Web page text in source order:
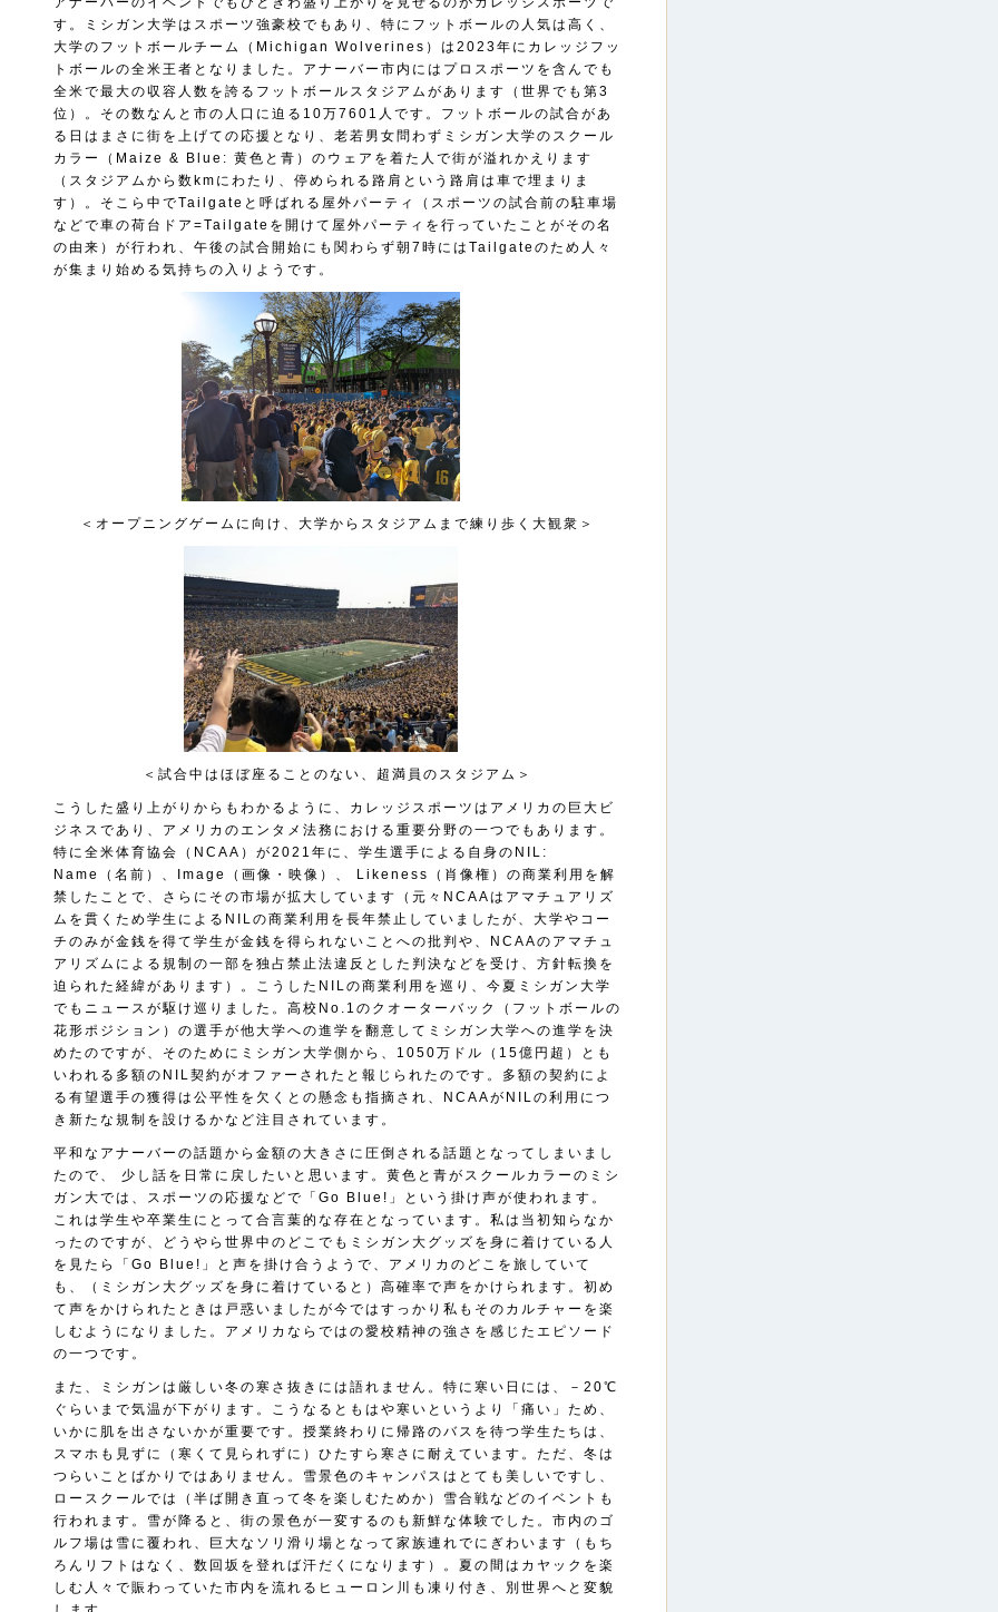
す。ミシガン大学はスポーツ強豪校でもあり、特にフットボールの人気は高く、
大学のフットボールチーム（Michigan Wolverines）は2023年にカレッジフッ
トボールの全米王者となりました。アナーバー市内にはプロスポーツを含んでも
全米で最大の収容人数を誇るフットボールスタジアムがあります（世界でも第3
位）。その数なんと市の人口に迫る10万7601人です。フットボールの試合があ
る日はまさに街を上げての応援となり、老若男女問わずミシガン大学のスクール
カラー（Maize & Blue: 黄色と青）のウェアを着た人で街が溢れかえります
（スタジアムから数kmにわたり、停められる路肩という路肩は車で埋まりま
す）。そこら中でTailgateと呼ばれる屋外パーティ（スポーツの試合前の駐車場
などで車の荷台ドア=Tailgateを開けて屋外パーティを行っていたことがその名
の由来）が行われ、午後の試合開始にも関わらず朝7時にはTailgateのため人々
が集まり始める気持ちの入りようです。
＜オープニングゲームに向け、大学からスタジアムまで練り歩く大観衆＞
＜試合中はほぼ座ることのない、超満員のスタジアム＞
こうした盛り上がりからもわかるように、カレッジスポーツはアメリカの巨大ビ
ジネスであり、アメリカのエンタメ法務における重要分野の一つでもあります。
特に全米体育協会（NCAA）が2021年に、学生選手による自身のNIL:
Name（名前）、Image（画像・映像）、 Likeness（肖像権）の商業利用を解
禁したことで、さらにその市場が拡大しています（元々NCAAはアマチュアリズ
ムを貫くため学生によるNILの商業利用を長年禁止していましたが、大学やコー
チのみが金銭を得て学生が金銭を得られないことへの批判や、NCAAのアマチュ
アリズムによる規制の一部を独占禁止法違反とした判決などを受け、方針転換を
迫られた経緯があります）。こうしたNILの商業利用を巡り、今夏ミシガン大学
でもニュースが駆け巡りました。高校No.1のクオーターバック（フットボールの
花形ポジション）の選手が他大学への進学を翻意してミシガン大学への進学を決
めたのですが、そのためにミシガン大学側から、1050万ドル（15億円超）とも
いわれる多額のNIL契約がオファーされたと報じられたのです。多額の契約によ
る有望選手の獲得は公平性を欠くとの懸念も指摘され、NCAAがNILの利用につ
き新たな規制を設けるかなど注目されています。
平和なアナーバーの話題から金額の大きさに圧倒される話題となってしまいまし
たので、 少し話を日常に戻したいと思います。黄色と青がスクールカラーのミシ
ガン大では、スポーツの応援などで「Go Blue!」という掛け声が使われます。
これは学生や卒業生にとって合言葉的な存在となっています。私は当初知らなか
ったのですが、どうやら世界中のどこでもミシガン大グッズを身に着けている人
を見たら「Go Blue!」と声を掛け合うようで、アメリカのどこを旅していて
も、（ミシガン大グッズを身に着けていると）高確率で声をかけられます。初め
て声をかけられたときは戸惑いましたが今ではすっかり私もそのカルチャーを楽
しむようになりました。アメリカならではの愛校精神の強さを感じたエピソード
の一つです。
また、ミシガンは厳しい冬の寒さ抜きには語れません。特に寒い日には、－20℃
ぐらいまで気温が下がります。こうなるともはや寒いというより「痛い」ため、
いかに肌を出さないかが重要です。授業終わりに帰路のバスを待つ学生たちは、
スマホも見ずに（寒くて見られずに）ひたすら寒さに耐えています。ただ、冬は
つらいことばかりではありません。雪景色のキャンパスはとても美しいですし、
ロースクールでは（半ば開き直って冬を楽しむためか）雪合戦などのイベントも
行われます。雪が降ると、街の景色が一変するのも新鮮な体験でした。市内のゴ
ルフ場は雪に覆われ、巨大なソリ滑り場となって家族連れでにぎわいます（もち
ろんリフトはなく、数回坂を登れば汗だくになります）。夏の間はカヤックを楽
しむ人々で賑わっていた市内を流れるヒューロン川も凍り付き、別世界へと変貌